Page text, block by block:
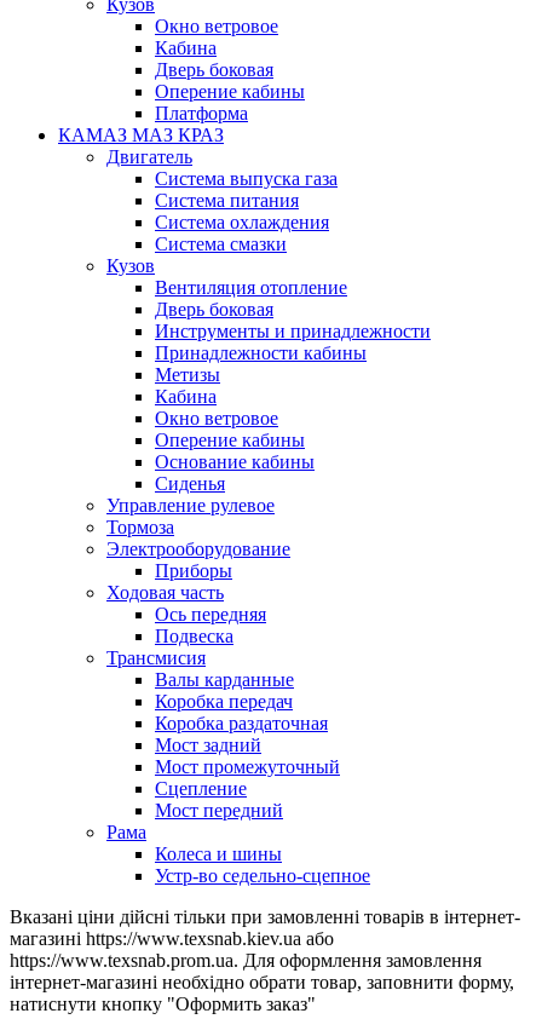
Кузов
Окно ветровое
Кабина
Дверь боковая
Оперение кабины
Платформа
КАМАЗ МАЗ КРАЗ
Двигатель
Система выпуска газа
Система питания
Система охлаждения
Система смазки
Кузов
Вентиляция отопление
Дверь боковая
Инструменты и принадлежности
Принадлежности кабины
Метизы
Кабина
Окно ветровое
Оперение кабины
Основание кабины
Сиденья
Управление рулевое
Тормоза
Электрооборудование
Приборы
Ходовая часть
Ось передняя
Подвеска
Трансмисия
Валы карданные
Коробка передач
Коробка раздаточная
Мост задний
Мост промежуточный
Сцепление
Мост передний
Рама
Колеса и шины
Устр-во седельно-сцепное
Вказані ціни дійсні тільки при замовленні товарів в інтернет-
магазині https://www.texsnab.kiev.ua або
https://www.texsnab.prom.ua. Для оформлення замовлення
інтернет-магазині необхідно обрати товар, заповнити форму,
натиснути кнопку "Оформить заказ"